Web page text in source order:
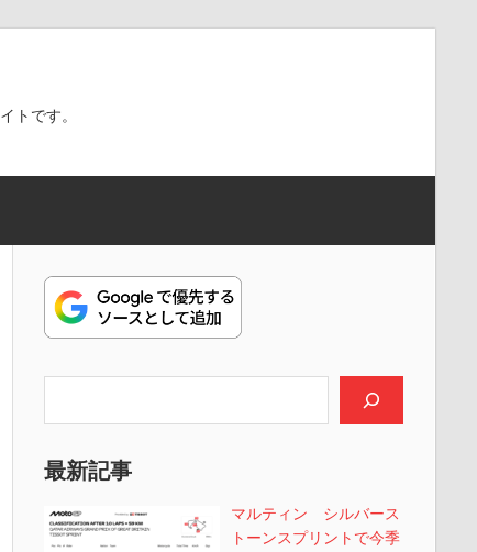
トです。
最新記事
マルティン シルバース
トーンスプリントで今季